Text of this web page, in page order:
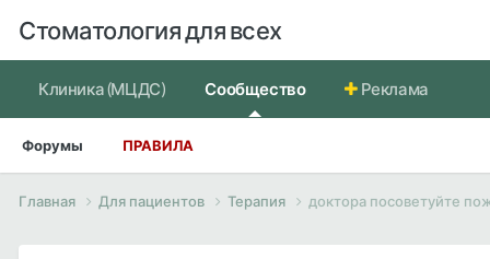
Стоматология для всех
Клиника (МЦДС) Сообщество
Форумы ПРАВИЛА
Реклама
Главная Для пациентов Терапия доктора посоветуйте